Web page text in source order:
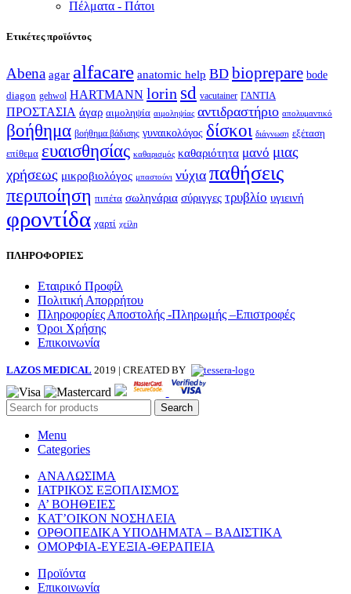
Πέλματα - Πάτοι
Ετικέτες προϊόντος
Abena agar alfacare anatomic help BD bioprepare bode
diagon gehwol HARTMANN lorin sd vacutainer ΓΑΝΤΙΑ
ΠΡΟΣΤΑΣΙΑ άγαρ αιμοληψία αιμοληψίας αντιδραστήριο απολυμαντικό
βοήθημα βοήθημα βάδισης γυναικολόγος δίσκοι διάγνωση εξέταση
επίθεμα ευαισθησίας καθαρισμός καθαριότητα μανό μιας
χρήσεως μικροβιολόγος μπαστούνι νύχια παθήσεις
περιποίηση πιπέτα σωληνάρια σύριγγες τρυβλίο υγιεινή
φροντίδα χαρτί χείλη
ΠΛΗΡΟΦΟΡΙΕΣ
Εταιρικό Προφίλ
Πολιτική Απορρήτου
Πληροφορίες Αποστολής -Πληρωμής –Επιστροφές
Όροι Χρήσης
Επικοινωνία
LAZOS MEDICAL 2019 | CREATED BY
Search
Menu
Categories
ΑΝΑΛΩΣΙΜΑ
ΙΑΤΡΙΚΟΣ ΕΞΟΠΛΙΣΜΟΣ
Α’ ΒΟΗΘΕΙΕΣ
ΚΑΤ’ΟΙΚΟΝ ΝΟΣΗΛΕΙΑ
ΟΡΘΟΠΕΔΙΚΑ ΥΠΟΔΗΜΑΤΑ – ΒΑΔΙΣΤΙΚΑ
ΟΜΟΡΦΙΑ-ΕΥΕΞΙΑ-ΘΕΡΑΠΕΙΑ
Προϊόντα
Επικοινωνία